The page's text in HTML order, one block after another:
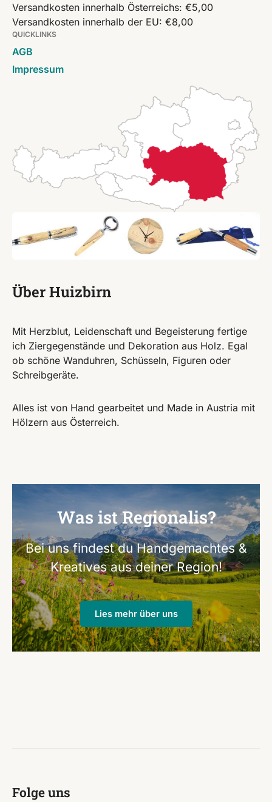
Versandkosten innerhalb Österreichs: €5,00
Versandkosten innerhalb der EU: €8,00
QUICKLINKS
AGB
Impressum
Über Huizbirn
Mit Herzblut, Leidenschaft und Begeisterung fertige
ich Ziergegenstände und Dekoration aus Holz. Egal
ob schöne Wanduhren, Schüsseln, Figuren oder
Schreibgeräte.
Alles ist von Hand gearbeitet und Made in Austria mit
Hölzern aus Österreich.
Was ist Regionalis?
Bei uns findest du Handgemachtes &
Kreatives aus deiner Region!
Lies mehr über uns
Folge uns